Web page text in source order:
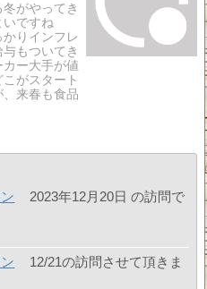
がやってき
いですね
りインフレ
もついてき
ー大手が値
がスタート
来春も食品
2023年12月20日 の訪問で
12/21の訪問させて頂きま